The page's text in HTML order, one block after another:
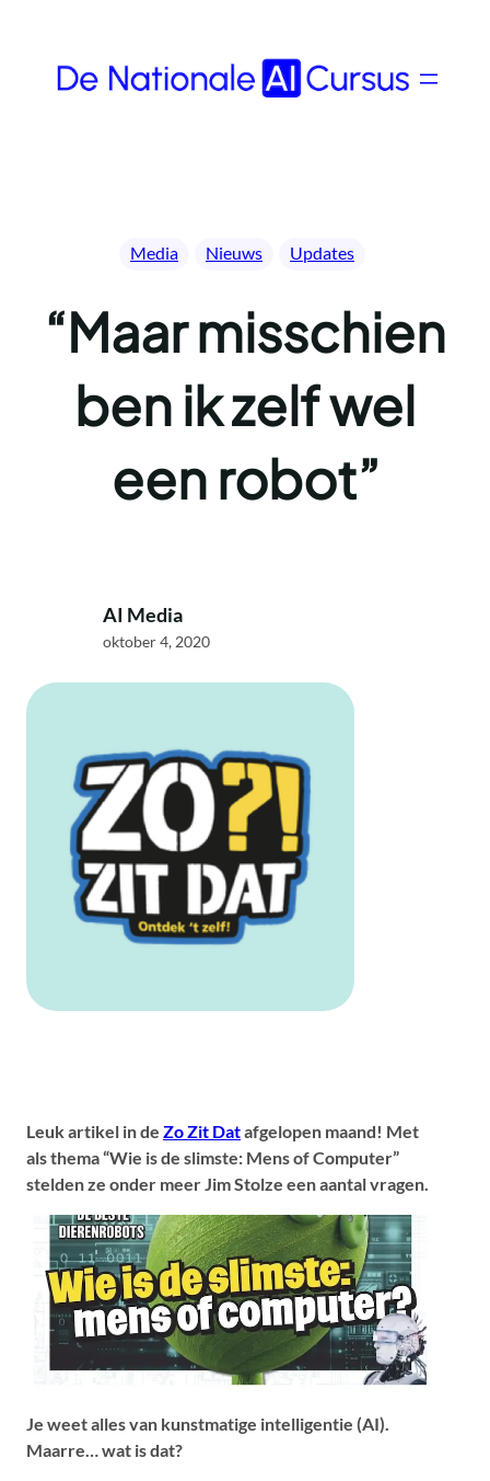
Media Nieuws Updates
“Maar misschien
ben ik zelf wel
een robot”
AI Media
oktober 4, 2020
Leuk artikel in de Zo Zit Datafgelopen maand! Met
als thema “Wie is de slimste: Mens of Computer”
stelden ze onder meer Jim Stolze een aantal vragen.
Je weet alles van kunstmatige intelligentie (AI).
Maarre… wat is dat?